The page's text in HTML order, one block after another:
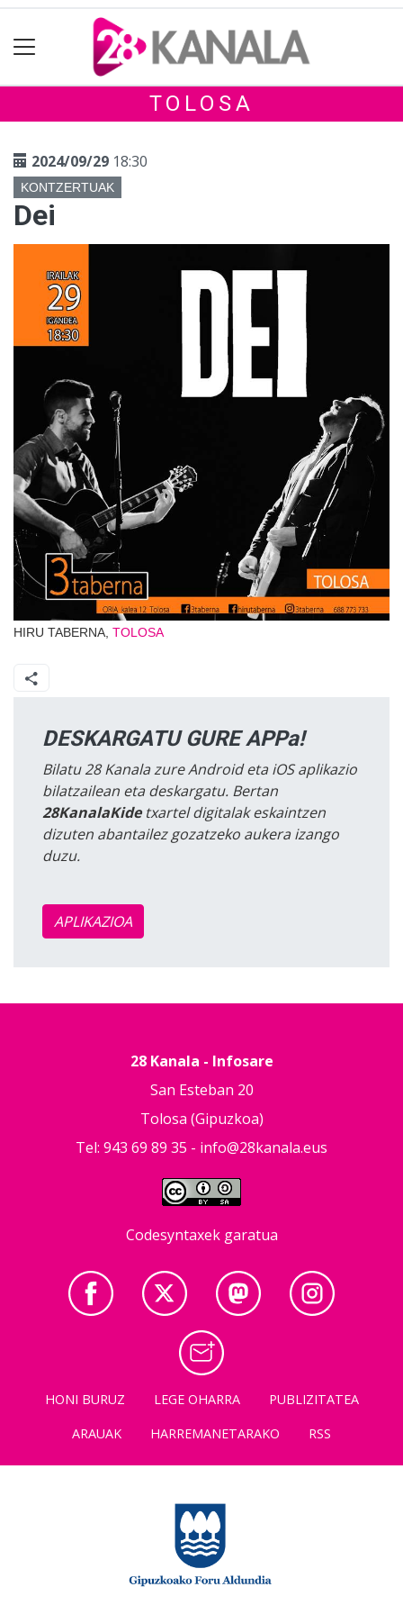
TOLOSA
2024/09/29 18:30
KONTZERTUAK
Dei
HIRU TABERNA, TOLOSA
DESKARGATU GURE APPa!
Bilatu 28 Kanala zure Android eta iOS aplikazio
bilatzailean eta deskargatu. Bertan
28KanalaKidetxartel digitalak eskaintzen
dizuten abantailez gozatzeko aukera izango
duzu.
APLIKAZIOA
28 Kanala - Infosare
San Esteban 20
Tolosa (Gipuzkoa)
Tel: 943 69 89 35 - info@28kanala.eus
Codesyntaxek garatua
HONI BURUZ LEGE OHARRA
PUBLIZITATEA
ARAUAK
HARREMANETARAKO RSS